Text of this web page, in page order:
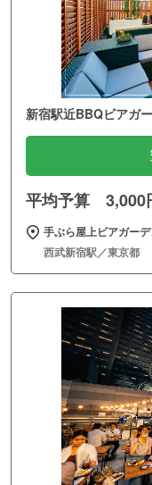
新宿駅近BBQビアガ
平均予算 3,000
手ぶら屋上ビアガー
西武新宿駅／東京都